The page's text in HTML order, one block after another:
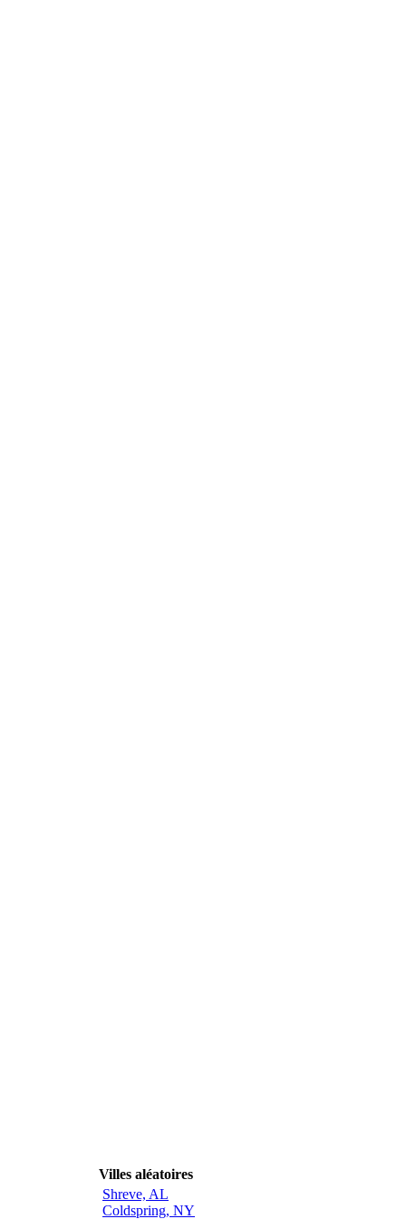
Villes aléatoires
Shreve, AL
Coldspring, NY